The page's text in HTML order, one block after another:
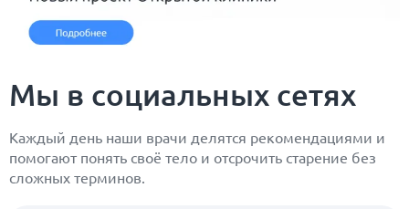
Мы в социальных сетях
Каждый день наши врачи делятся рекомендациями и
помогают понять своё тело и отсрочить старение без
сложных терминов.